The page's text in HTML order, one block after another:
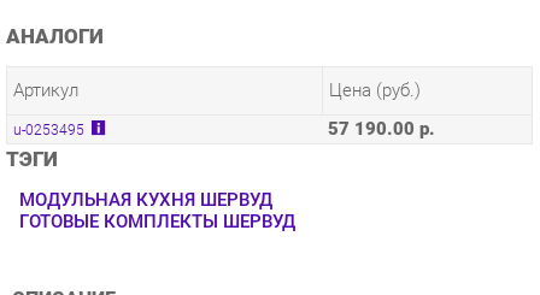
Артикул
u-0253495 57 190.00 р.
ТЭГИ
МОДУЛЬНАЯ КУХНЯ ШЕРВУД
ГОТОВЫЕ КОМПЛЕКТЫ ШЕРВУД
ОПИСАНИЕ